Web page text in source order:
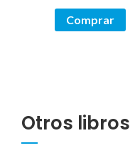
Comprar
Otros